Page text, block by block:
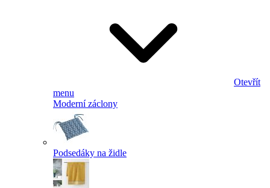
Otevřít
menu
Moderní záclony
Podsedáky na židle